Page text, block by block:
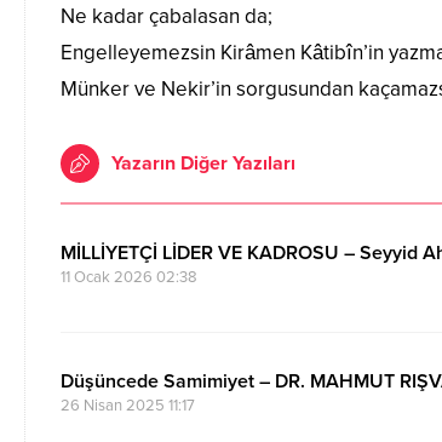
Ne kadar çabalasan da;
Engelleyemezsin Kirâmen Kâtibîn’in
Münker ve Nekir’in sorgusundan
Yazarın Diğer Yazıları
MİLLİYETÇİ LİDER VE KADROSU – Seyyid
11 Ocak 2026 02:38
Düşüncede Samimiyet – DR. MAHMUT
26 Nisan 2025 11:17